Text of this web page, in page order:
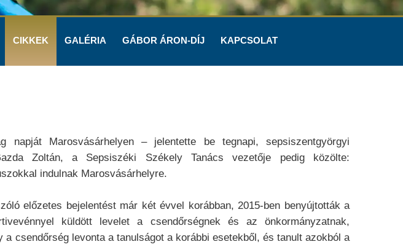
CIKKEK GALÉRIA GÁBOR ÁRON-DÍJ KAPCSOLAT
Marosvásárhelyen – jelentette be tegnapi, sepsiszentgyörgyi
Zoltán, a Sepsiszéki Székely Tanács vezetője pedig közölte:
indulnak Marosvásárhelyre.
előzetes bejelentést már két évvel korábban, 2015-ben benyújtották a
küldött levelet a csendőrségnek és az önkormányzatnak,
csendőrség levonta a tanulságot a korábbi esetekből, és tanult azokból a